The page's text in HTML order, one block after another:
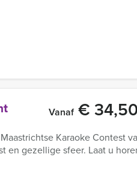
Vanaf€ 34,50
Karaoke Contest
en gezellige sfeer. Laat u